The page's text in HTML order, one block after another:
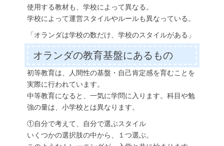
使用する教材も、学校によって異なる。
学校によって運営スタイルやルールも異なっている。
「オランダは学校の数だけ、学校のスタイルがある」
オランダの教育基盤にあるもの
初等教育は、人間性の基盤・自己肯定感を育むことを
実際に行われています。
中等教育になると、一気に学問に入ります。科目や勉
強の量は、小学校とは異なります。
①自分で考えて、自分で選ぶスタイル
いくつかの選択肢の中から、１つ選ぶ。